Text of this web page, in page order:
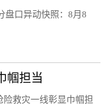
盘口异动快照：8月8
帼担当
救灾一线彰显巾帼担